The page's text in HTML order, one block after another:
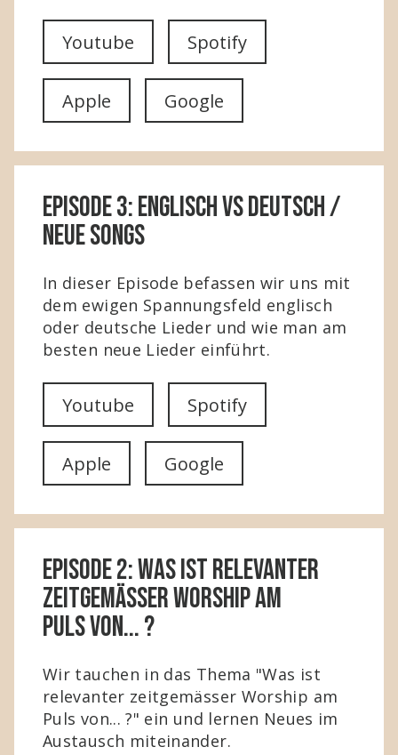
Youtube Spotify
Apple Google
Episode 3: Englisch vs Deutsch /
Neue Songs
In dieser Episode befassen wir uns mit
dem ewigen Spannungsfeld englisch
oder deutsche Lieder und wie man am
besten neue Lieder einführt.
Youtube Spotify
Apple Google
Episode 2: Was ist relevanter
zeitgemässer Worship am
Puls von... ?
Wir tauchen in das Thema "Was ist
relevanter zeitgemässer Worship am
Puls von... ?" ein und lernen Neues im
Austausch miteinander.